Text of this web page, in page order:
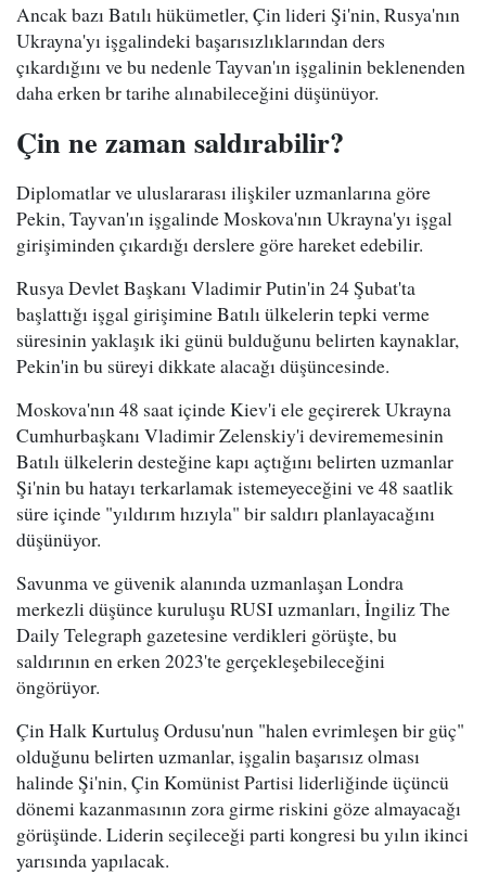
Ancak bazı Batılı hükümetler, Çin lideri Şi'nin, Rusya'nın
Ukrayna'yı işgalindeki başarısızlıklarından ders
çıkardığını ve bu nedenle Tayvan'ın işgalinin beklenenden
daha erken br tarihe alınabileceğini düşünüyor.
Çin ne zaman saldırabilir?
Diplomatlar ve uluslararası ilişkiler uzmanlarına göre
Pekin, Tayvan'ın işgalinde Moskova'nın Ukrayna'yı işgal
girişiminden çıkardığı derslere göre hareket edebilir.
Rusya Devlet Başkanı Vladimir Putin'in 24 Şubat'ta
başlattığı işgal girişimine Batılı ülkelerin tepki verme
süresinin yaklaşık iki günü bulduğunu belirten kaynaklar,
Pekin'in bu süreyi dikkate alacağı düşüncesinde.
Moskova'nın 48 saat içinde Kiev'i ele geçirerek Ukrayna
Cumhurbaşkanı Vladimir Zelenskiy'i devirememesinin
Batılı ülkelerin desteğine kapı açtığını belirten uzmanlar
Şi'nin bu hatayı terkarlamak istemeyeceğini ve 48 saatlik
süre içinde "yıldırım hızıyla" bir saldırı planlayacağını
düşünüyor.
Savunma ve güvenik alanında uzmanlaşan Londra
merkezli düşünce kuruluşu RUSI uzmanları, İngiliz The
Daily Telegraph gazetesine verdikleri görüşte, bu
saldırının en erken 2023'te gerçekleşebileceğini
öngörüyor.
Çin Halk Kurtuluş Ordusu'nun "halen evrimleşen bir güç"
olduğunu belirten uzmanlar, işgalin başarısız olması
halinde Şi'nin, Çin Komünist Partisi liderliğinde üçüncü
dönemi kazanmasının zora girme riskini göze almayacağı
görüşünde. Liderin seçileceği parti kongresi bu yılın ikinci
yarısında yapılacak.